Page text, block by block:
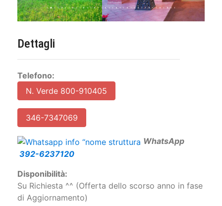
Dettagli
Telefono:
N. Verde 800-910405
346-7347069
WhatsApp
392-6237120
Disponibilità:
Su Richiesta ^^ (Offerta dello scorso anno in fase
di Aggiornamento)